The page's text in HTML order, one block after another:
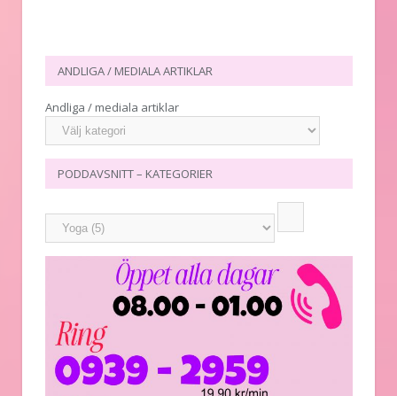
ANDLIGA / MEDIALA ARTIKLAR
Andliga / mediala artiklar
PODDAVSNITT – KATEGORIER